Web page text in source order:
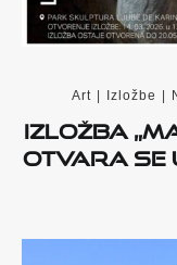
Art | Izložbe |
Izložba
otvara se